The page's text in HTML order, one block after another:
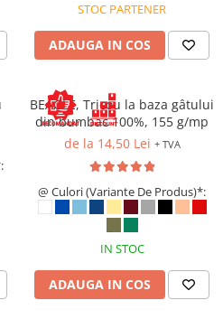
|
STOC PARTENER
ADAUGA IN COS
BEAGLE, Tricou la baza gâtului
din bumbac 100%, 155 g/mp
de la 14,50 Lei + TVA
@ Culori (Variante De Produs)*:
IN STOC
ADAUGA IN COS